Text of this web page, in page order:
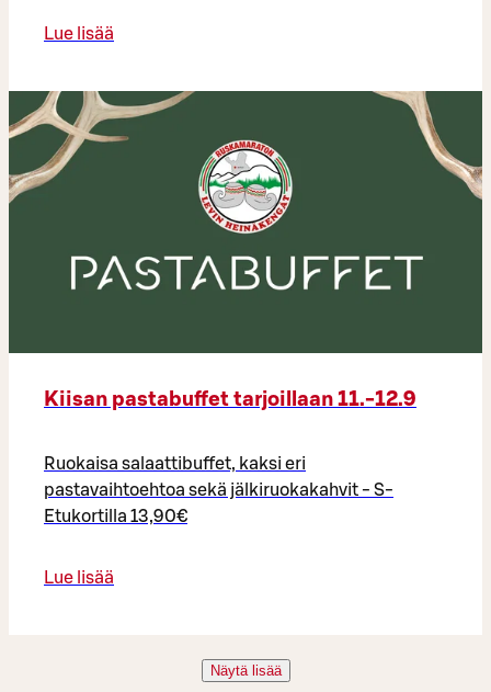
Lue lisää
Kiisan pastabuffet tarjoillaan 11.-12.9
Ruokaisa salaattibuffet, kaksi eri
pastavaihtoehtoa sekä jälkiruokakahvit - S-
Etukortilla 13,90€
Lue lisää
Näytä lisää